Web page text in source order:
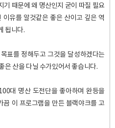
기 때문에 왜 명산인지 굳이 따질 필요
유를 알것같은 좋은 산이고 깊은 역
됩니다.
표를 정해두고 그것을 달성하겠다는
은 산을 다닐 수가있어서 좋습니다.
대 명산 도전단을 좋아하며 완등을
끔 이 프로그램을 만든 블랙야크를 고